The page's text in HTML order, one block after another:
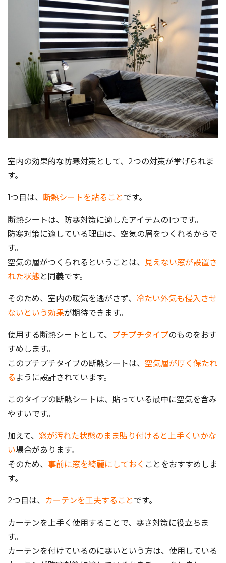
室内の効果的な防寒対策として、2つの対策が挙げられま
す。
1つ目は、 断熱シートを貼ること です。
断熱シートは、防寒対策に適したアイテムの1つです。
防寒対策に適している理由は、空気の層をつくれるからで
す。
空気の層がつくられるということは、
見えない窓が設置さ
れた状態と同義です。
そのため、室内の暖気を逃がさず、 冷たい外気も侵入させ
ないという効果が期待できます。
使用する断熱シートとして、 プチプチタイプのものをおす
すめします。
このプチプチタイプの断熱シートは、 空気層が厚く保たれ
る ように設計されています。
このタイプの断熱シートは、貼っている最中に空気を含み
やすいです。
加えて、 窓が汚れた状態のまま貼り付けると上手くいかな
い場合があります。
そのため、 事前に窓を綺麗にしておく ことをおすすめしま
す。
2つ目は、 カーテンを工夫すること です。
カーテンを上手く使用することで、寒さ対策に役立ちま
す。
カーテンを付けているのに寒いという方は、使用している